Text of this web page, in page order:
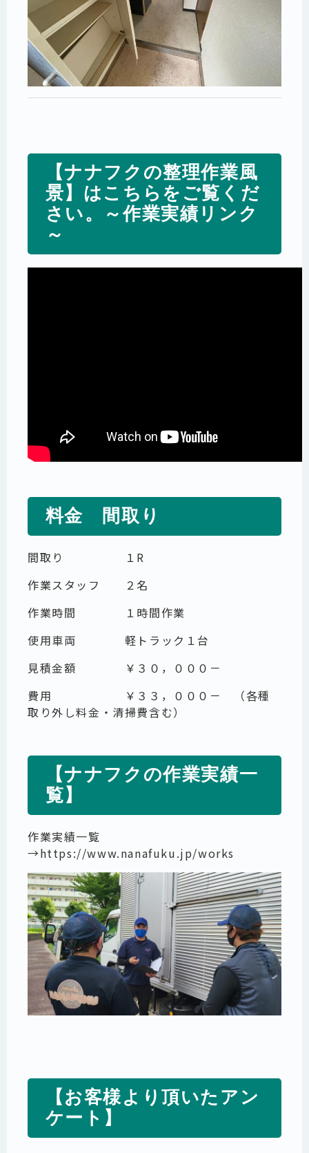
【ナナフクの整理作業風
景】はこちらをご覧くだ
さい。～作業実績リンク
～
料金 間取り
間取り １R
作業スタッフ ２名
作業時間 １時間作業
使用車両 軽トラック１台
見積金額 ￥３０，０００－
費用 ￥３３，０００－ （各種
取り外し料金・清掃費含む）
【ナナフクの作業実績一
覧】
作業実績一覧
→https://www.nanafuku.jp/works
【お客様より頂いたアン
ケート】